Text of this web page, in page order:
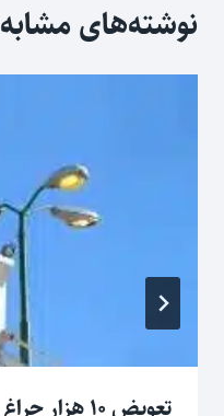
نوشته‌های مشابه
تعویض ۱۰ هزار چراغ روشنایی معابر در پایتخت